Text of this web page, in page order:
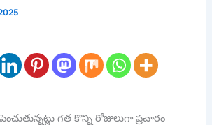
గ‌త కొన్ని రోజులుగా ప్ర‌చారం